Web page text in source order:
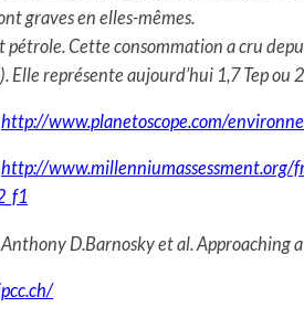
graves en elles-mêmes.
pétrole. Cette consommation a cru
représente aujourd’hui 1,7 Tep ou
http://www.planetoscope.com/
http://www.millenniumassessment.org/
D.Barnosky et al.